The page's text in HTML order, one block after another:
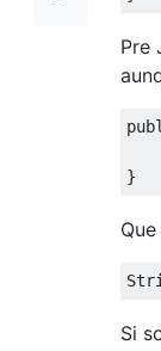
Pre
}
Si